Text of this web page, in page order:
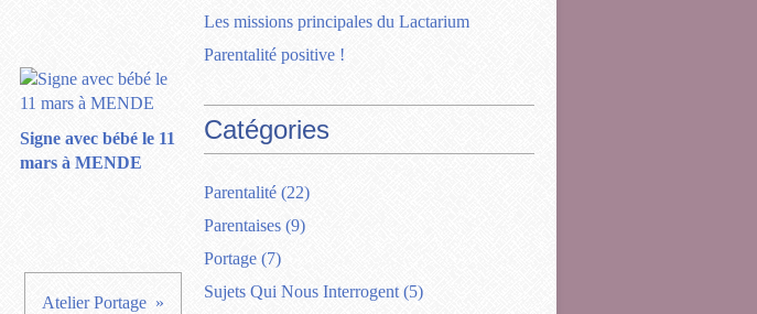
Signe avec bébé le 11
mars à MENDE
Atelier Portage
Les missions principales du Lactarium
Parentalité positive !
Catégories
Parentalité (22)
Parentaises (9)
Portage (7)
Sujets Qui Nous Interrogent (5)